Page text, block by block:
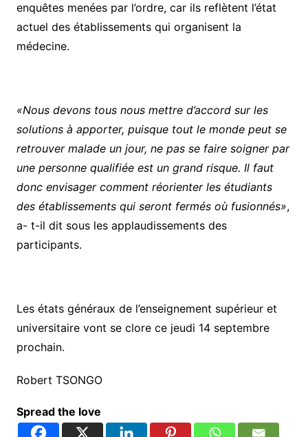
enquêtes menées par l’ordre, car ils reflètent l’état
actuel des établissements qui organisent la
médecine.
«Nous devons tous nous mettre d’accord sur les
solutions à apporter, puisque tout le monde peut se
retrouver malade un jour, ne pas se faire soigner par
une personne qualifiée est un grand risque. Il faut
donc envisager comment réorienter les étudiants
des établissements qui seront fermés où fusionnés»,
a- t-il dit sous les applaudissements des
participants.
Les états généraux de l’enseignement supérieur et
universitaire vont se clore ce jeudi 14 septembre
prochain.
Robert TSONGO
Spread the love